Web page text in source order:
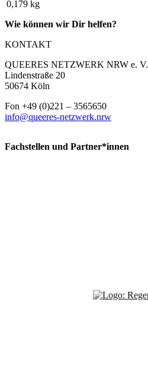
0,179 kg
Wie können wir Dir helfen?
KONTAKT
QUEERES NETZWERK NRW e. V.
Lindenstraße 20
50674 Köln
Fon +49 (0)221 – 3565650
info@queeres-netzwerk.nrw
Fachstellen und Partner*innen